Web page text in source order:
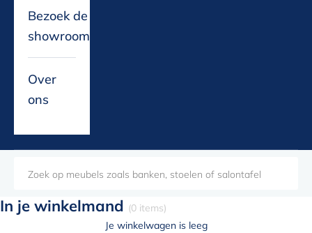
Bezoek de
showroom
Over
ons
In je winkelmand (0 items)
Je winkelwagen is leeg